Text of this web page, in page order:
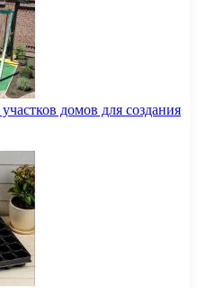
домов для создания